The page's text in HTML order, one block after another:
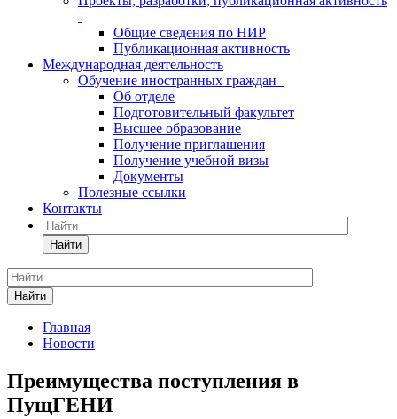
Общие сведения по НИР
Публикационная активность
Международная деятельность
Обучение иностранных граждан
Об отделе
Подготовительный факультет
Высшее образование
Получение приглашения
Получение учебной визы
Документы
Полезные ссылки
Контакты
Найти
Найти
Главная
Новости
Преимущества поступления в
ПущГЕНИ